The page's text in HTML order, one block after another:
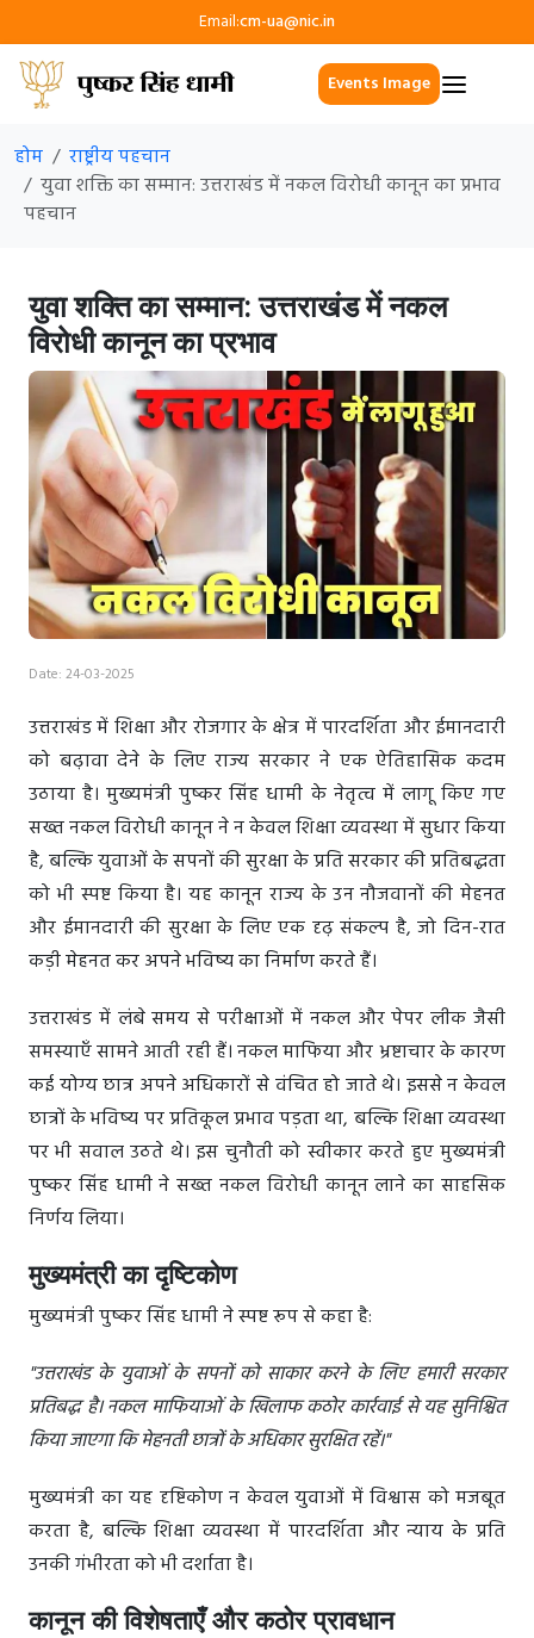
Email:cm-ua@nic.in
Events Image
होम
राष्ट्रीय पहचान
युवा शक्ति का सम्मान: उत्तराखंड में नकल विरोधी कानून का प्रभाव
पहचान
युवा शक्ति का सम्मान: उत्तराखंड में नकल
विरोधी कानून का प्रभाव
Date: 24-03-2025
उत्तराखंड में शिक्षा और रोजगार के क्षेत्र में पारदर्शिता और ईमानदारी
को बढ़ावा देने के लिए राज्य सरकार ने एक ऐतिहासिक कदम
उठाया है। मुख्यमंत्री पुष्कर सिंह धामी के नेतृत्व में लागू किए गए
सख्त नकल विरोधी कानून ने न केवल शिक्षा व्यवस्था में सुधार किया
है, बल्कि युवाओं के सपनों की सुरक्षा के प्रति सरकार की प्रतिबद्धता
को भी स्पष्ट किया है। यह कानून राज्य के उन नौजवानों की मेहनत
और ईमानदारी की सुरक्षा के लिए एक दृढ़ संकल्प है, जो दिन-रात
कड़ी मेहनत कर अपने भविष्य का निर्माण करते हैं।
उत्तराखंड में लंबे समय से परीक्षाओं में नकल और पेपर लीक जैसी
समस्याएँ सामने आती रही हैं। नकल माफिया और भ्रष्टाचार के कारण
कई योग्य छात्र अपने अधिकारों से वंचित हो जाते थे। इससे न केवल
छात्रों के भविष्य पर प्रतिकूल प्रभाव पड़ता था, बल्कि शिक्षा व्यवस्था
पर भी सवाल उठते थे। इस चुनौती को स्वीकार करते हुए मुख्यमंत्री
पुष्कर सिंह धामी ने सख्त नकल विरोधी कानून लाने का साहसिक
निर्णय लिया।
मुख्यमंत्री का दृष्टिकोण
मुख्यमंत्री पुष्कर सिंह धामी ने स्पष्ट रूप से कहा है:
"उत्तराखंड के युवाओं के सपनों को साकार करने के लिए हमारी सरकार
प्रतिबद्ध है। नकल माफियाओं के खिलाफ कठोर कार्रवाई से यह सुनिश्चित
किया जाएगा कि मेहनती छात्रों के अधिकार सुरक्षित रहें।"
मुख्यमंत्री का यह दृष्टिकोण न केवल युवाओं में विश्वास को मजबूत
करता है, बल्कि शिक्षा व्यवस्था में पारदर्शिता और न्याय के प्रति
उनकी गंभीरता को भी दर्शाता है।
कानून की विशेषताएँ और कठोर प्रावधान